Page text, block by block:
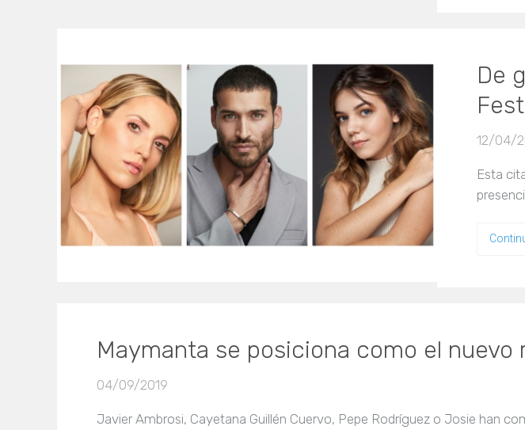
De
12/04/
Esta
Maymanta se posiciona como el
04/09/2019
Javier Ambrosi, Cayetana Guillén Cuervo, Pepe Rodríguez o Josie han